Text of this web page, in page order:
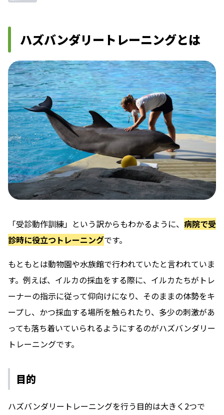
ハズバンダリートレーニングとは
「受診動作訓練」という訳からもわかるように、 病院で受
診時に役立つトレーニングです。
もともとは動物園や水族館で行われていたと言われていま
す。例えば、イルカの採血をする際に、イルカたちがトレ
ーナーの指示に従って仰向けになり、そのままの体勢をキ
ープし、かつ採血する場所を触られたり、多少の刺激があ
っても落ち着いていられるようにするのがハズバンダリー
トレーニングです。
目的
ハズバンダリートレーニングを行う目的は大きく2つで